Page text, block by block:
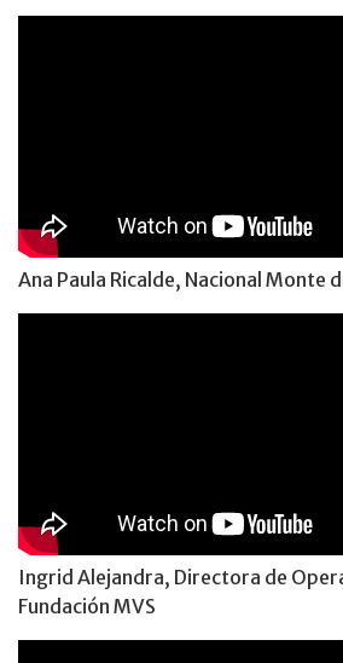
Ana Paula Ricalde, Nacional Monte
Ingrid Alejandra, Directora de
Fundación MVS